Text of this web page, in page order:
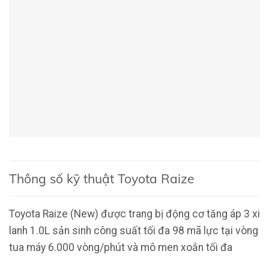
Thông số kỹ thuật Toyota Raize
Toyota Raize (New) được trang bị động cơ tăng áp 3 xi
lanh 1.0L sản sinh công suất tối đa 98 mã lực tại vòng
tua máy 6.000 vòng/phút và mô men xoắn tối đa